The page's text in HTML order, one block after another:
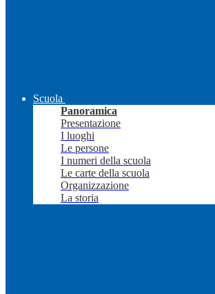
Scuola
Panoramica
Presentazione
I luoghi
Le persone
I numeri della scuola
Le carte della scuola
Organizzazione
La storia